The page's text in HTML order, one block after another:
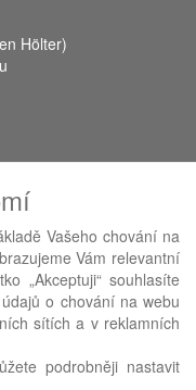
Hölter)
e-commerce pro náš
Vašeho chování na
Vám relevantní
„Akceptuji“ souhlasíte
o chování na webu
sítích a v reklamních
podrobněji nastavit